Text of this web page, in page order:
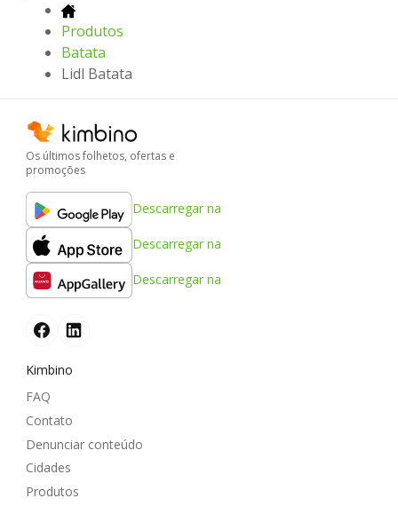
Produtos
Batata
Lidl Batata
Os últimos folhetos, ofertas e
promoções
Descarregar na
Descarregar na
Descarregar na
Kimbino
FAQ
Contato
Denunciar conteúdo
Cidades
Produtos